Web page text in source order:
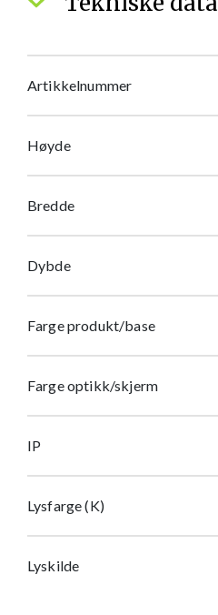
Artikkelnummer
Høyde
Bredde
Dybde
Farge produkt/base
Farge optikk/skjerm
IP
Lysfarge (K)
Lyskilde